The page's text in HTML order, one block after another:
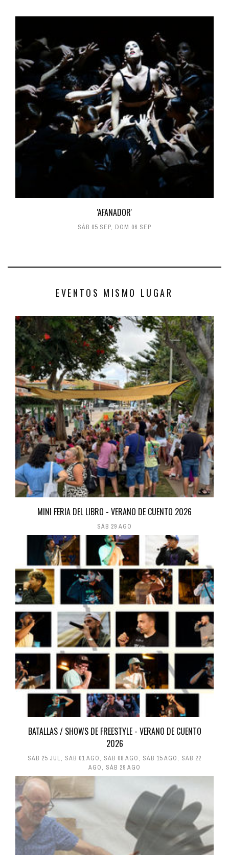
'AFANADOR'
SÁB 05 SEP, DOM 06 SEP
EVENTOS MISMO LUGAR
MINI FERIA DEL LIBRO - VERANO DE CUENTO 2026
SÁB 29 AGO
BATALLAS / SHOWS DE FREESTYLE - VERANO DE CUENTO
2026
SÁB 25 JUL, SÁB 01 AGO, SÁB 08 AGO, SÁB 15 AGO, SÁB 22
AGO, SÁB 29 AGO